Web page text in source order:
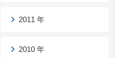
2011 年
2010 年